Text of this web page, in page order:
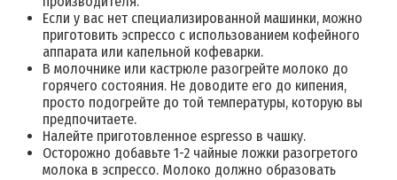
Если у вас нет специализированной машинки, можно
приготовить эспрессо с использованием кофейного
аппарата или капельной кофеварки.
В молочнике или кастрюле разогрейте молоко до
горячего состояния. Не доводите его до кипения,
просто подогрейте до той температуры, которую вы
предпочитаете.
Налейте приготовленное espresso в чашку.
Осторожно добавьте 1-2 чайные ложки разогретого
молока в эспрессо. Молоко должно образовать